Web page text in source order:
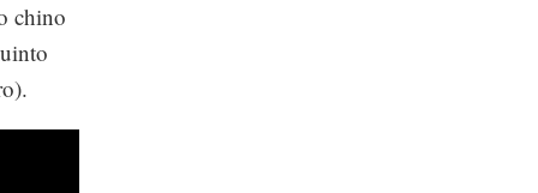
chino